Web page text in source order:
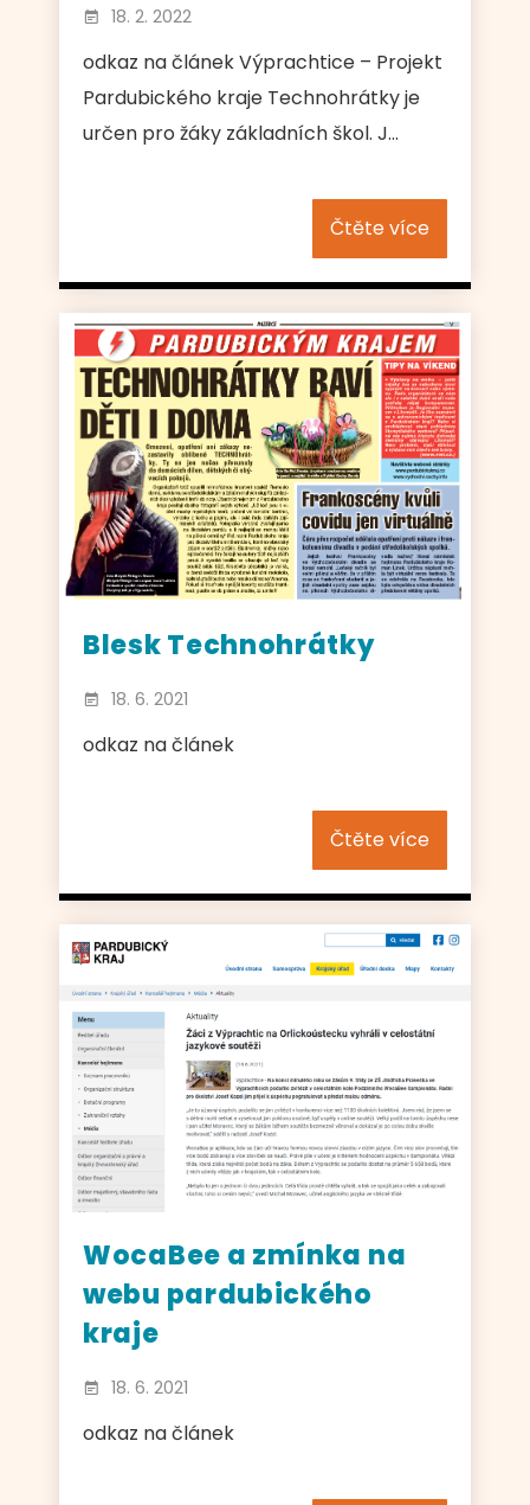
18. 2. 2022
odkaz na článek Výprachtice – Projekt
Pardubického kraje Technohrátky je
určen pro žáky základních škol. J...
Čtěte více
Blesk Technohrátky
18. 6. 2021
odkaz na článek
Čtěte více
WocaBee a zmínka na
webu pardubického
kraje
18. 6. 2021
odkaz na článek